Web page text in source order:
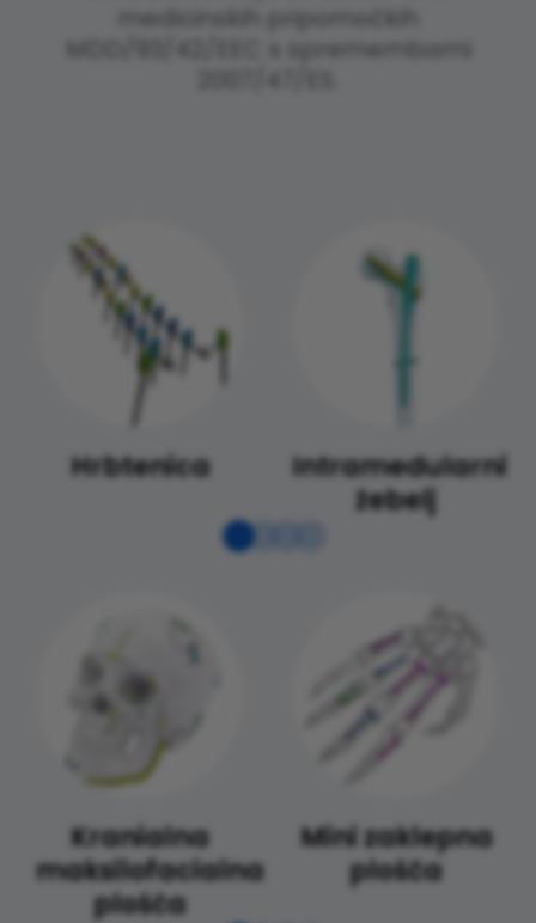
medicinskih pripomočkih
MDD/93/42/EEC s spremembami
Hrbtenica
Intramedularni
žebelj
Kranialna
maksilofacialna
plošča
Mini zaklepna
plošča